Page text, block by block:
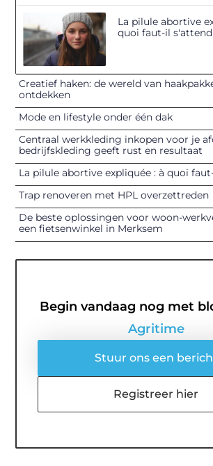
La pilule abortive
quoi faut-il
Creatief haken: de wereld van
ontdekken
Mode en lifestyle onder één dak
Centraal werkkleding inkopen voor je
bedrijfskleding geeft rust en resultaat
La pilule abortive expliquée : à quoi
Trap renoveren met HPL overzettreden
De beste oplossingen voor woon-
een fietsenwinkel in Merksem
Begin vandaag nog met
Agritime
Stuur ons een
Registreer hier